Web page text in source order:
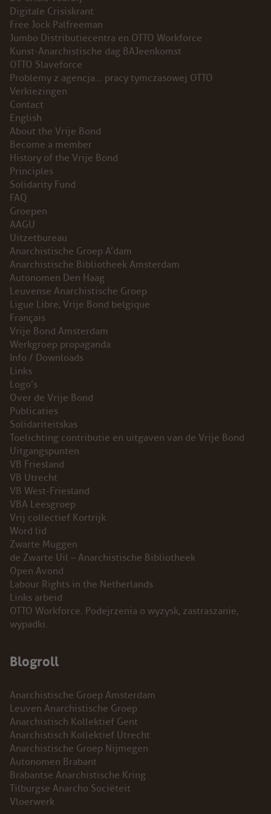
INSTAGRAM
BLUESKY
ENGLISH
ABOUT THE VRIJE BOND
PRINCIPLES
BECOME A MEMBER
SOLIDARITY FUND
HISTORY OF THE VRIJE BOND
FREE ASSOCIATION
Digitale Crisiskrant
Free Jock Palfreeman
Jumbo Distributiecentra en OTTO Workforce
Kunst-Anarchistische dag BAJeenkomst
OTTO Slaveforce
Problemy z agencja… pracy tymczasowej OTTO
Verkiezingen
Contact
English
About the Vrije Bond
Become a member
History of the Vrije Bond
Principles
Solidarity Fund
FAQ
Groepen
AAGU
Uitzetbureau
Anarchistische Groep A’dam
Anarchistische Bibliotheek Amsterdam
Autonomen Den Haag
Leuvense Anarchistische Groep
Ligue Libre, Vrije Bond belgique
Français
Vrije Bond Amsterdam
Werkgroep propaganda
Info / Downloads
Links
Logo’s
Over de Vrije Bond
Publicaties
Solidariteitskas
Toelichting contributie en uitgaven van de Vrije Bond
Uitgangspunten
VB Friesland
VB Utrecht
VB West-Friesland
VBA Leesgroep
Vrij collectief Kortrijk
Word lid
Zwarte Muggen
de Zwarte Uil – Anarchistische Bibliotheek
Open Avond
Labour Rights in the Netherlands
Links arbeid
OTTO Workforce. Podejrzenia o wyzysk, zastraszanie,
wypadki.
Blogroll
Anarchistische Groep Amsterdam
Leuven Anarchistische Groep
Anarchistisch Kollektief Gent
Anarchistisch Kollektief Utrecht
Anarchistische Groep Nijmegen
Autonomen Brabant
Brabantse Anarchistische Kring
Tilburgse Anarcho Sociëteit
Vloerwerk